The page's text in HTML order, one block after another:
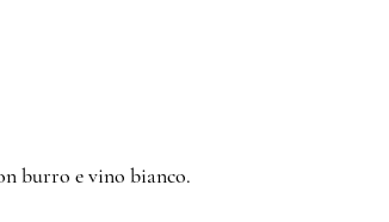
burro e vino bianco.